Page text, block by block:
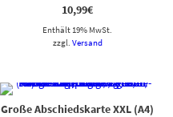
10,99€
Enthält 19% MwSt.
zzgl. Versand
Große Abschiedskarte XXL (A4)